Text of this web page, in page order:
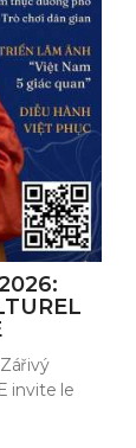
invite le